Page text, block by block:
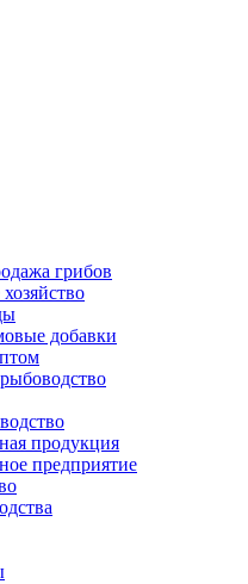
грибов
добавки
продукция
предприятие